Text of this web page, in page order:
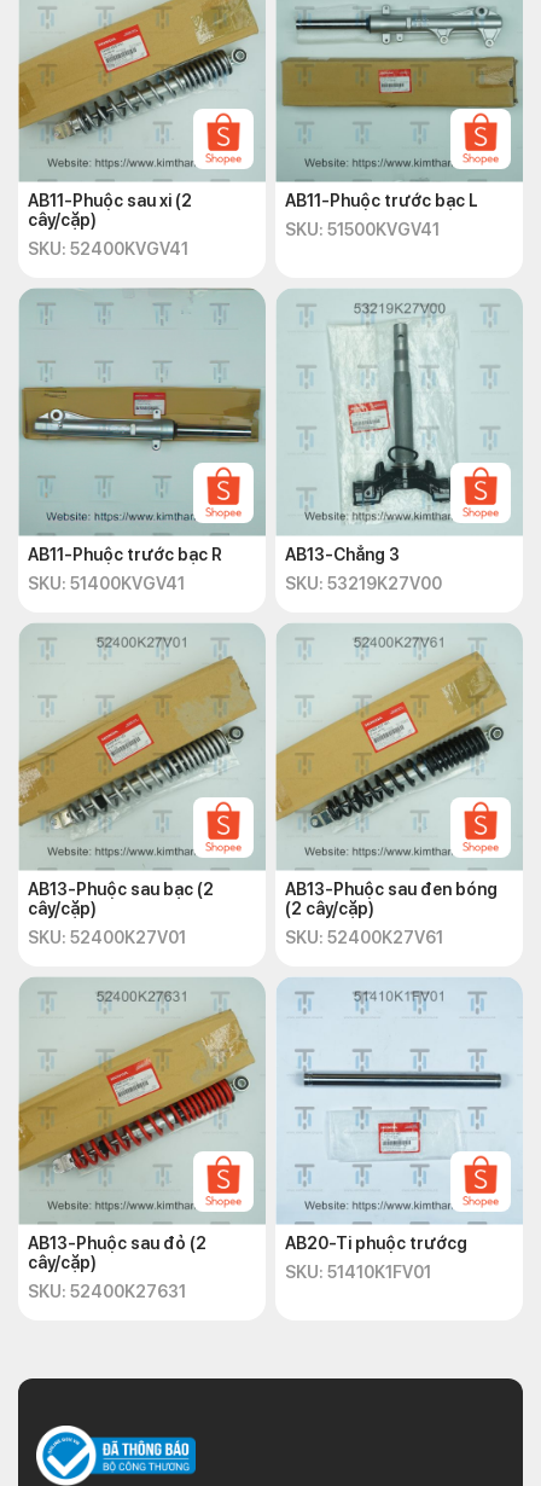
AB11-Phuộc sau xi (2
cây/cặp)
SKU: 52400KVGV41
AB11-Phuộc trước bạc L
SKU: 51500KVGV41
AB11-Phuộc trước bạc R
SKU: 51400KVGV41
AB13-Chẳng 3
SKU: 53219K27V00
AB13-Phuộc sau bạc (2
cây/cặp)
SKU: 52400K27V01
AB13-Phuộc sau đen bóng
(2 cây/cặp)
SKU: 52400K27V61
AB13-Phuộc sau đỏ (2
cây/cặp)
SKU: 52400K27631
AB20-Ti phuộc trướcg
SKU: 51410K1FV01